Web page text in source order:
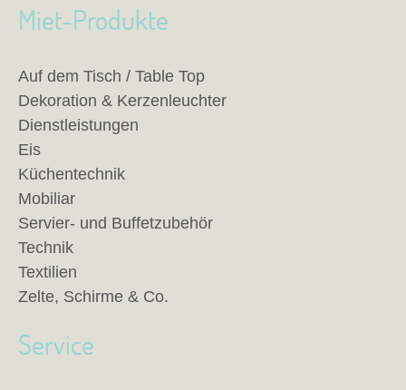
Miet-Produkte
Auf dem Tisch / Table Top
Dekoration & Kerzenleuchter
Dienstleistungen
Eis
Küchentechnik
Mobiliar
Servier- und Buffetzubehör
Technik
Textilien
Zelte, Schirme & Co.
Service